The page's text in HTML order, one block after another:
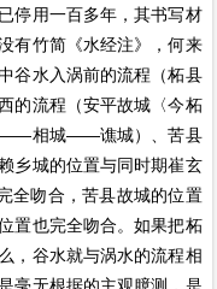
停用一百多年，其书写材
有竹简《水经注》，何来
谷水入涡前的流程（柘县
流程（安平故城〈今柘
相城——谯城）、苦县
乡城的位置与同时期崔玄
全吻合，苦县故城的位置
置也完全吻合。如果把柘
，谷水就与涡水的流程相